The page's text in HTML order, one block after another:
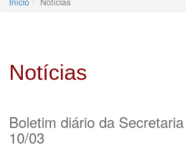
Notícias
Boletim diário da
10/03